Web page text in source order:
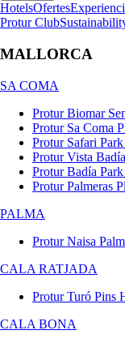
HotelsOfertes
Protur Club
MALLORCA
SA COMA
Protur Biomar
Protur Sa Coma
Protur Safari
Protur Vista
Protur Badía
Protur Palmeras
PALMA
Protur Naisa
CALA RATJADA
Protur Turó Pins
CALA BONA